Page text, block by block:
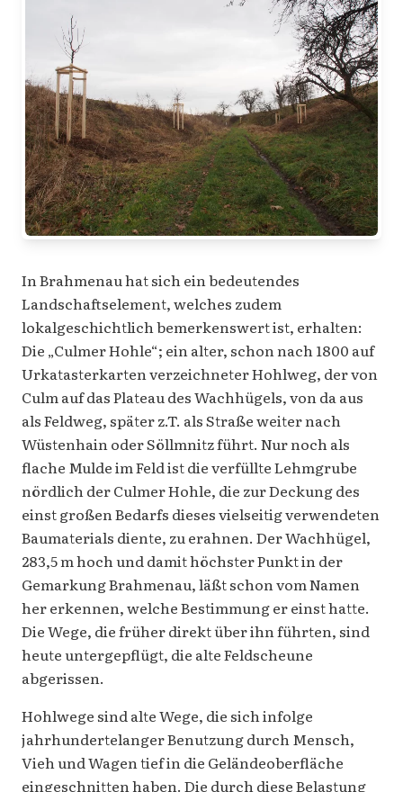
In Brahmenau hat sich ein bedeutendes
Landschaftselement, welches zudem
lokalgeschichtlich bemerkenswert ist, erhalten:
Die „Culmer Hohle“; ein alter, schon nach 1800 auf
Urkatasterkarten verzeichneter Hohlweg, der von
Culm auf das Plateau des Wachhügels, von da aus
als Feldweg, später z.T. als Straße weiter nach
Wüstenhain oder Söllmnitz führt. Nur noch als
flache Mulde im Feld ist die verfüllte Lehmgrube
nördlich der Culmer Hohle, die zur Deckung des
einst großen Bedarfs dieses vielseitig verwendeten
Baumaterials diente, zu erahnen. Der Wachhügel,
283,5 m hoch und damit höchster Punkt in der
Gemarkung Brahmenau, läßt schon vom Namen
her erkennen, welche Bestimmung er einst hatte.
Die Wege, die früher direkt über ihn führten, sind
heute untergepflügt, die alte Feldscheune
abgerissen.
Hohlwege sind alte Wege, die sich infolge
jahrhundertelanger Benutzung durch Mensch,
Vieh und Wagen tief in die Geländeoberfläche
eingeschnitten haben. Die durch diese Belastung